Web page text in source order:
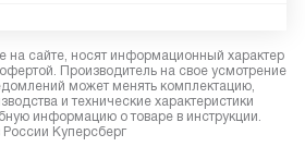
на сайте, носят информационный характер
Производитель на свое усмотрение
может менять комплектацию,
и технические характеристики
информацию о товаре в инструкции.
Куперсберг